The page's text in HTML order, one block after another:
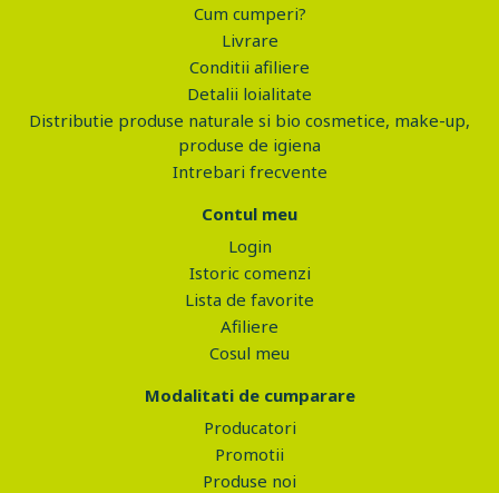
Cum cumperi?
Livrare
Conditii afiliere
Detalii loialitate
Distributie produse naturale si bio cosmetice, make-up,
produse de igiena
Intrebari frecvente
Contul meu
Login
Istoric comenzi
Lista de favorite
Afiliere
Cosul meu
Modalitati de cumparare
Producatori
Promotii
Produse noi